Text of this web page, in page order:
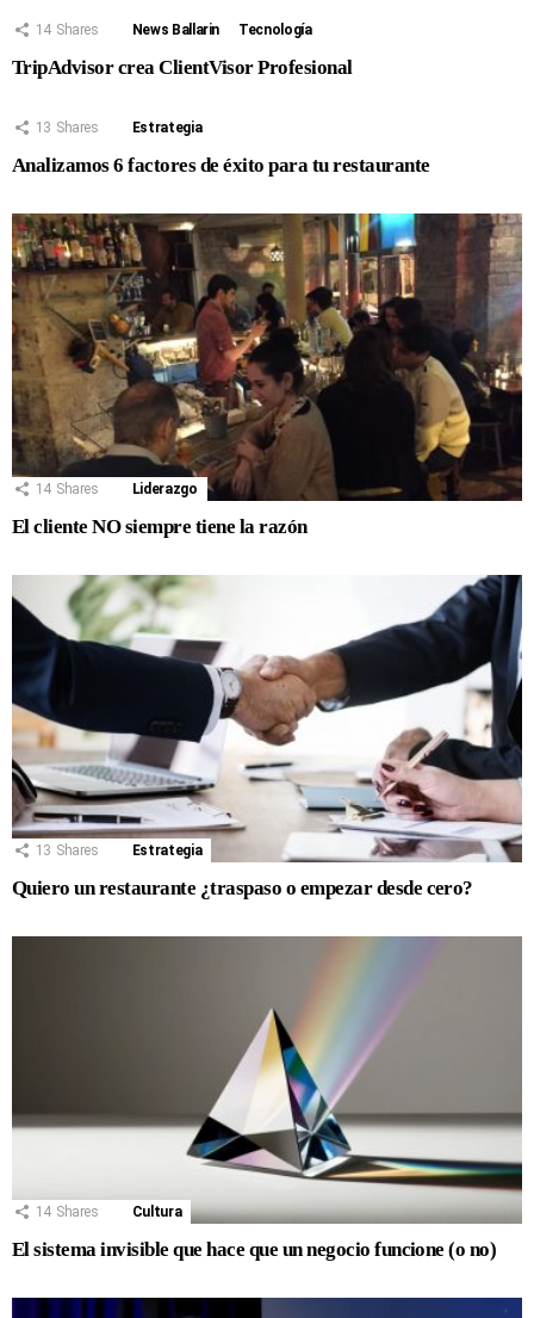
14 Shares News Ballarin Tecnología
TripAdvisor crea ClientVisor Profesional
13 Shares Estrategia
Analizamos 6 factores de éxito para tu restaurante
14 Shares Liderazgo
El cliente NO siempre tiene la razón
13 Shares Estrategia
Quiero un restaurante ¿traspaso o empezar desde cero?
14 Shares Cultura
El sistema invisible que hace que un negocio funcione (o no)